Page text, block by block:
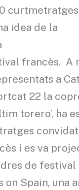
idea de la
francès. A
a
22 la
torero’, ha
i es va
de festival
on Spain, una